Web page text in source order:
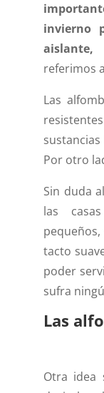
invierno
aislante,
referimos
Las
Por otro
Sin duda
las
tacto
poder
sufra
Las
Otra idea